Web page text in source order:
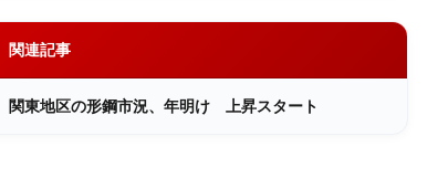
関連記事
関東地区の形鋼市況、年明け 上昇スタート